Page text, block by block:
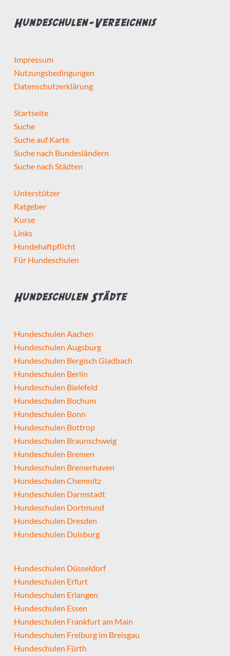
Hundeschulen-Verzeichnis
Impressum
Nutzungsbedingungen
Datenschutzerklärung
Startseite
Suche
Suche auf Karte
Suche nach Bundesländern
Suche nach Städten
Unterstützer
Ratgeber
Kurse
Links
Hundehaftpflicht
Für Hundeschulen
Hundeschulen Städte
Hundeschulen Aachen
Hundeschulen Augsburg
Hundeschulen Bergisch Gladbach
Hundeschulen Berlin
Hundeschulen Bielefeld
Hundeschulen Bochum
Hundeschulen Bonn
Hundeschulen Bottrop
Hundeschulen Braunschweig
Hundeschulen Bremen
Hundeschulen Bremerhaven
Hundeschulen Chemnitz
Hundeschulen Darmstadt
Hundeschulen Dortmund
Hundeschulen Dresden
Hundeschulen Duisburg
Hundeschulen Düsseldorf
Hundeschulen Erfurt
Hundeschulen Erlangen
Hundeschulen Essen
Hundeschulen Frankfurt am Main
Hundeschulen Freiburg im Breisgau
Hundeschulen Fürth